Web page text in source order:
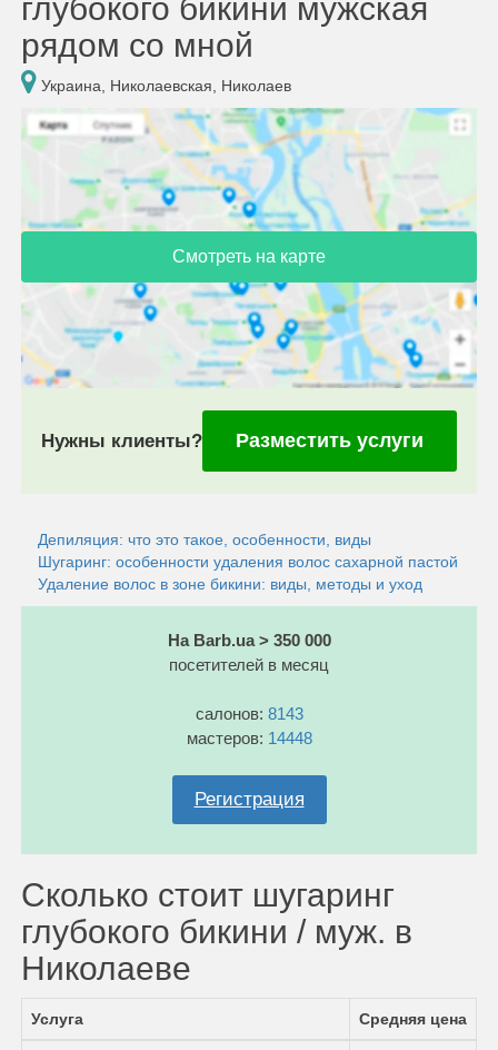
глубокого бикини мужская
рядом со мной
Украина, Николаевская, Николаев
Смотреть на карте
Нужны клиенты? Разместить услуги
Депиляция: что это такое, особенности, виды
Шугаринг: особенности удаления волос сахарной пастой
Удаление волос в зоне бикини: виды, методы и уход
На Barb.ua > 350 000
посетителей в месяц
салонов: 8143
мастеров: 14448
Регистрация
Сколько стоит шугаринг
глубокого бикини / муж. в
Николаеве
Услуга Средняя цена